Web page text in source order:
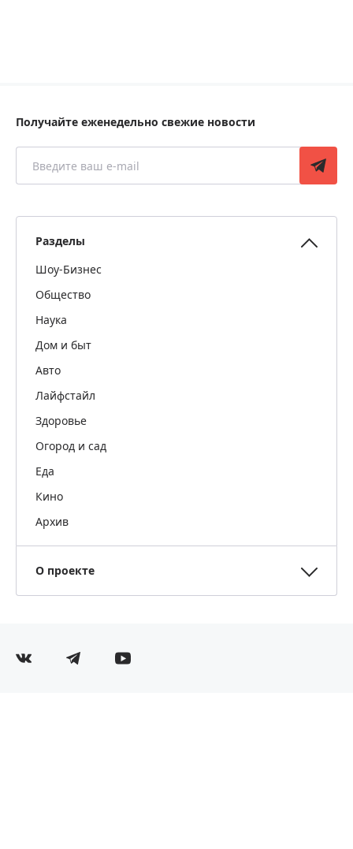
Получайте еженедельно свежие новости
Разделы
Шоу-Бизнес
Общество
Наука
Дом и быт
Авто
Лайфстайл
Здоровье
Огород и сад
Еда
Кино
Архив
О проекте